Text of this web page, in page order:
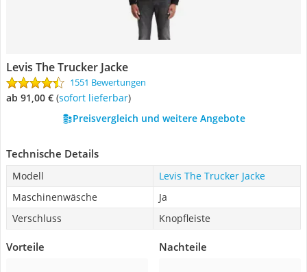
Levis The Trucker Jacke
1551 Bewertungen
ab 91,00 € ( Sofort lieferbar)
Preisvergleich und weitere Angebote
Technische Details
Modell
Levis The Trucker Jacke
Maschinenwäsche
Ja
Verschluss
Knopfleiste
Vorteile Nachteile